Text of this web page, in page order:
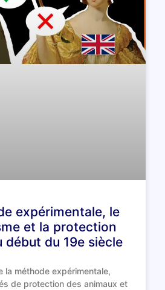
expérimentale, le
et la protection
début du 19e siècle
la méthode expérimentale,
de protection des animaux et